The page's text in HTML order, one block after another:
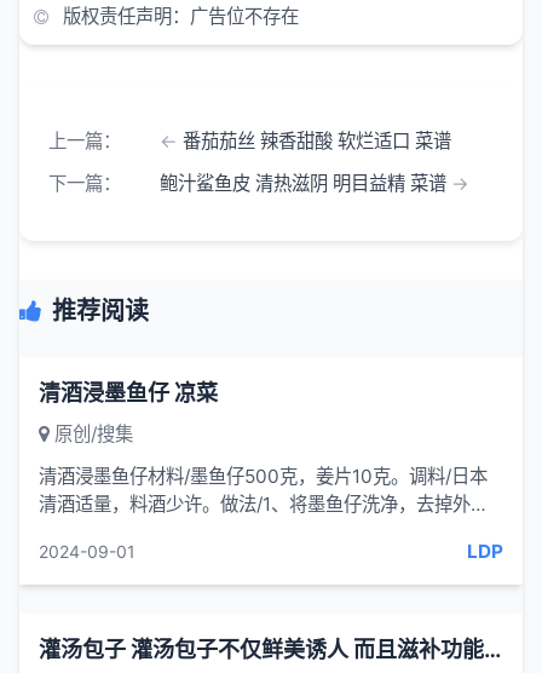
版权责任声明：广告位不存在
上一篇：
番茄茄丝 辣香甜酸 软烂适口 菜谱
下一篇：
鲍汁鲨鱼皮 清热滋阴 明目益精 菜谱
推荐阅读
清酒浸墨鱼仔 凉菜
原创/搜集
清酒浸墨鱼仔材料/墨鱼仔500克，姜片10克。调料/日本
清酒适量，料酒少许。做法/1、将墨鱼仔洗净，去掉外
2024-09-01 LDP
灌汤包子 灌汤包子不仅鲜美诱人 而且滋补功能强